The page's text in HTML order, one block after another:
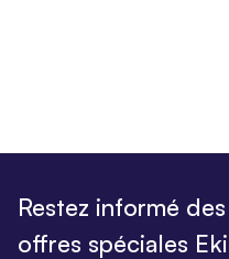
Restez informé
offres spéciales